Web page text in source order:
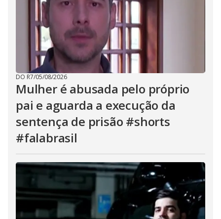
DO R7/05/08/2026
Mulher é abusada pelo próprio
pai e aguarda a execução da
sentença de prisão #shorts
#falabrasil